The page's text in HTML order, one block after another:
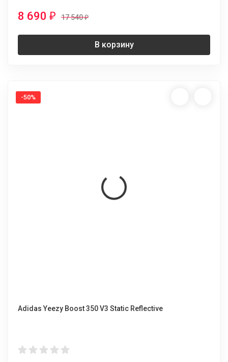
8 690 ₽ 17 540₽
В корзину
-50%
Adidas Yeezy Boost 350 V3 Static Reflective